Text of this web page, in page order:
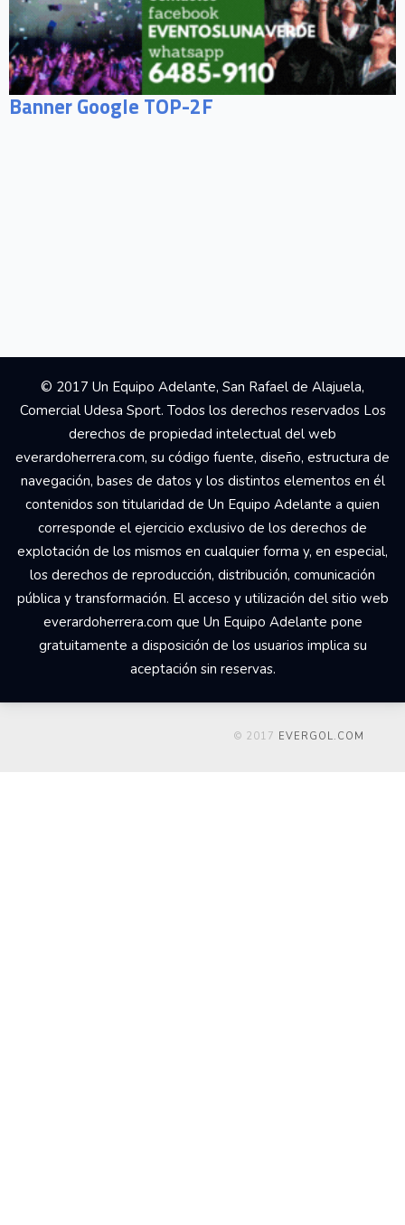
Banner Google TOP-2F
© 2017 Un Equipo Adelante, San Rafael de Alajuela,
Comercial Udesa Sport. Todos los derechos reservados Los
derechos de propiedad intelectual del web
everardoherrera.com, su código fuente, diseño, estructura de
navegación, bases de datos y los distintos elementos en él
contenidos son titularidad de Un Equipo Adelante a quien
corresponde el ejercicio exclusivo de los derechos de
explotación de los mismos en cualquier forma y, en especial,
los derechos de reproducción, distribución, comunicación
pública y transformación. El acceso y utilización del sitio web
everardoherrera.com que Un Equipo Adelante pone
gratuitamente a disposición de los usuarios implica su
aceptación sin reservas.
© 2017 EVERGOL.COM